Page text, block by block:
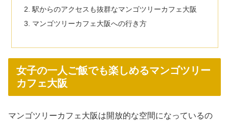
駅からのアクセスも抜群なマンゴツリーカフェ大阪
マンゴツリーカフェ大阪への行き方
女子の一人ご飯でも楽しめるマンゴツリー
カフェ大阪
マンゴツリーカフェ大阪は開放的な空間になっているの